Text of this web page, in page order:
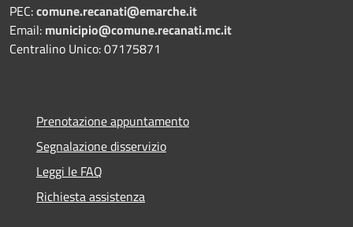
PEC:comune.recanati@emarche.it
Email: municipio@comune.recanati.mc.it
Centralino Unico: 07175871
Prenotazione appuntamento
Segnalazione disservizio
Leggi le FAQ
Richiesta assistenza